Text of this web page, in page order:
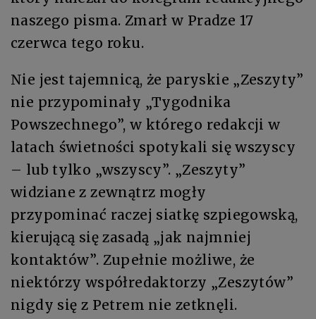
naszego pisma. Zmarł w Pradze 17
czerwca tego roku.
Nie jest tajemnicą, że paryskie „Zeszyty”
nie przypominały „Tygodnika
Powszechnego”, w którego redakcji w
latach świetności spotykali się wszyscy
– lub tylko „wszyscy”. „Zeszyty”
widziane z zewnątrz mogły
przypominać raczej siatkę szpiegowską,
kierującą się zasadą „jak najmniej
kontaktów”. Zupełnie możliwe, że
niektórzy współredaktorzy „Zeszytów”
nigdy się z Petrem nie zetknęli.